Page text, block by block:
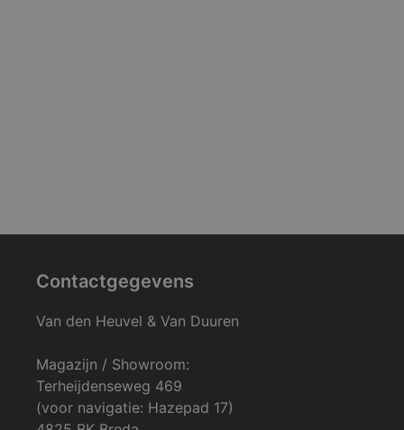
Contactgegevens
Van den Heuvel & Van Duuren
Magazijn / Showroom:
Terheijdenseweg 469
(voor navigatie: Hazepad 17)